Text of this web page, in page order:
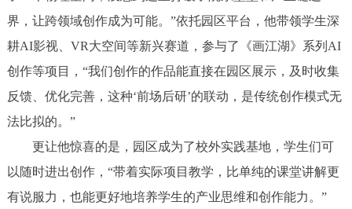
界，让跨领域创作成为可能。”依托园区平台，他带领学生深
耕AI影视、VR大空间等新兴赛道，参与了《画江湖》系列AI
创作等项目，“我们创作的作品能直接在园区展示，及时收集
反馈、优化完善，这种‘前场后研’的联动，是传统创作模式无
法比拟的。”
更让他惊喜的是，园区成为了校外实践基地，学生们可
以随时进出创作，“带着实际项目教学，比单纯的课堂讲解更
有说服力，也能更好地培养学生的产业思维和创作能力。”